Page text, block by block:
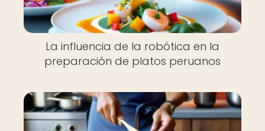
La influencia de la robótica en la
preparación de platos peruanos